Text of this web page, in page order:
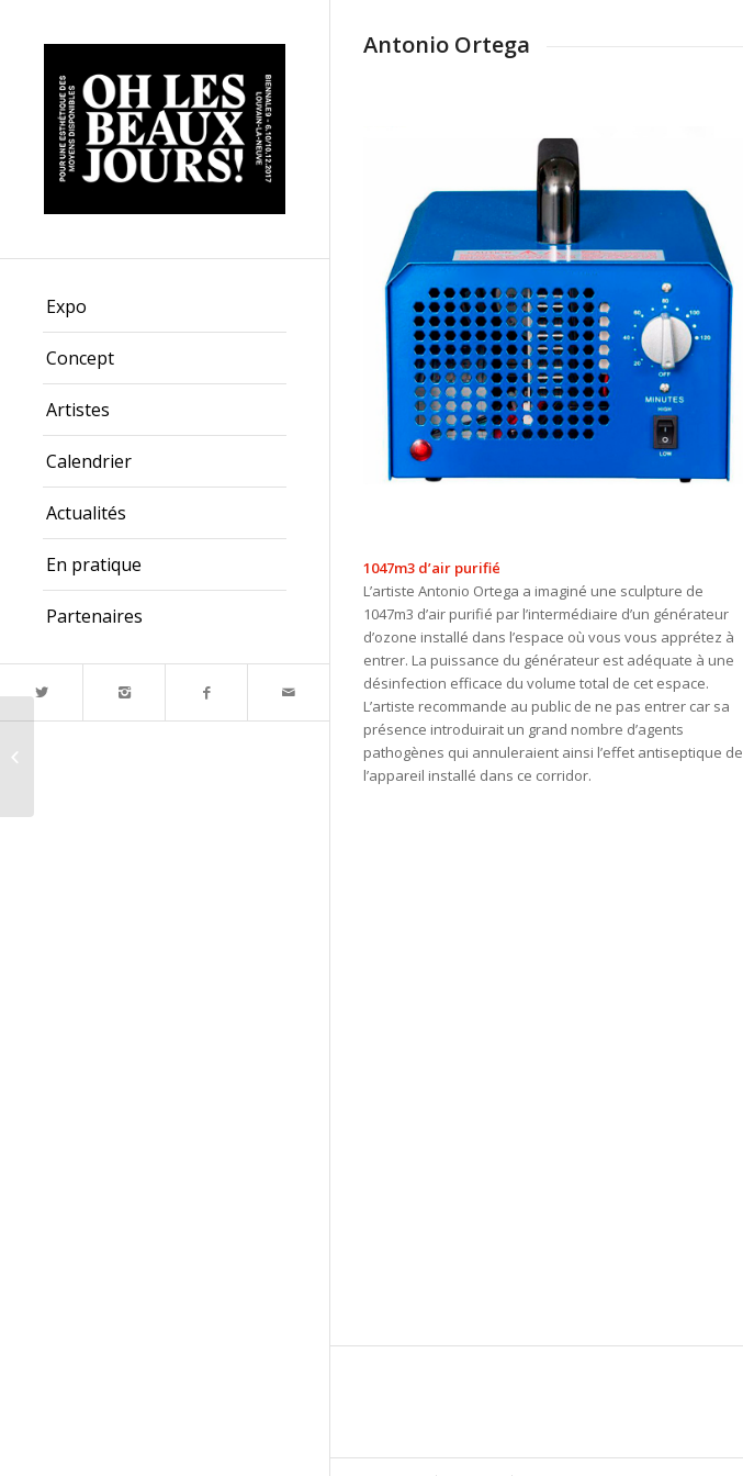
Expo
Concept
Artistes
Calendrier
Actualités
En pratique
Partenaires
Antonio Ortega
1047m3 d’air purifié
L’artiste Antonio Ortega a imaginé une sculpture de
1047m3 d’air purifié par l’intermédiaire d’un générateur
d’ozone installé dans l’espace où vous vous apprétez à
entrer. La puissance du générateur est adéquate à une
désinfection efficace du volume total de cet espace.
L’artiste recommande au public de ne pas entrer car sa
présence introduirait un grand nombre d’agents
pathogènes qui annuleraient ainsi l’effet antiseptique de
l’appareil installé dans ce corridor.